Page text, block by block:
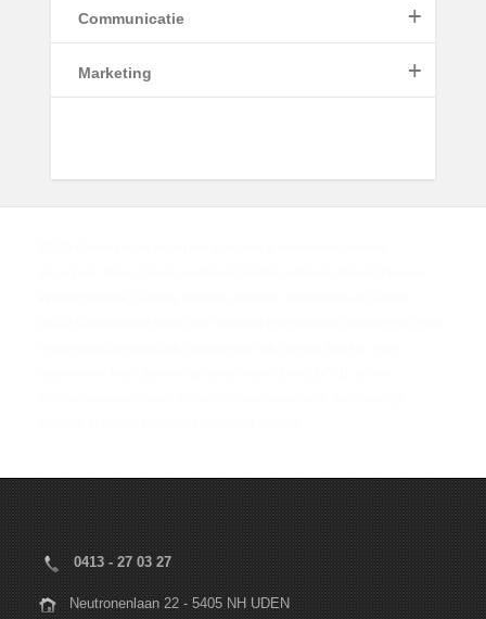
Lees meer
Lees meer
Communicatie +
Marketing +
0413 - 27 03 27
Neutronenlaan 22 - 5405 NH UDEN